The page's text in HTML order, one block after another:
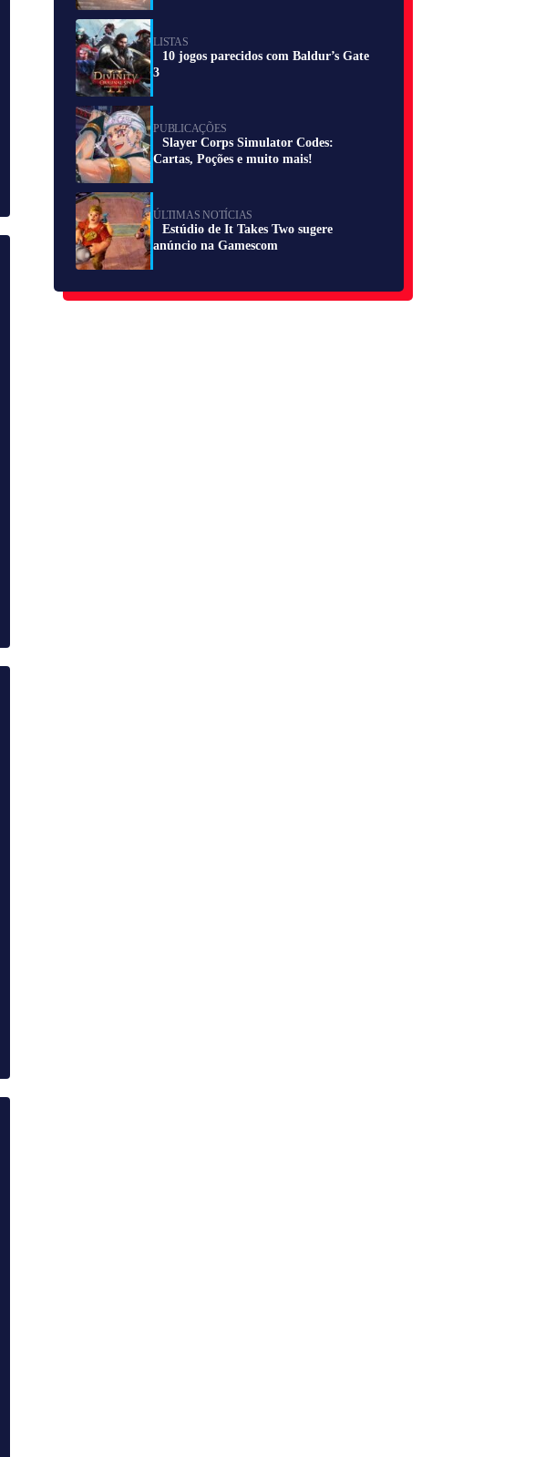
LISTAS
10 jogos parecidos com Baldur’s Gate
3
PUBLICAÇÕES
Slayer Corps Simulator Codes:
Cartas, Poções e muito mais!
ÚLTIMAS NOTÍCIAS
Estúdio de It Takes Two sugere
anúncio na Gamescom